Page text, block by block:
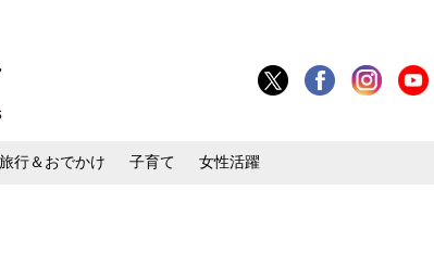
旅行＆おでかけ 子育て 女性活躍